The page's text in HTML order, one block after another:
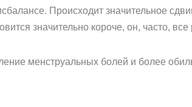
Происходит значительное
значительно короче, он, часто,
менструальных болей и более